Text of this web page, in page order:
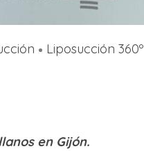
Liposucción 360º
en Gijón.